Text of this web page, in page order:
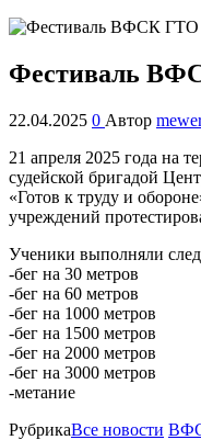
Фестиваль
22.04.2025 0 Автор
21 апреля 2025 года на
судейской бригадой
«Готов к труду и
учреждений
Ученики выполняли
-бег на 30 метров
-бег на 60 метров
-бег на 1000 метров
-бег на 1500 метров
-бег на 2000 метров
-бег на 3000 метров
-метание
РубрикаВсе новости